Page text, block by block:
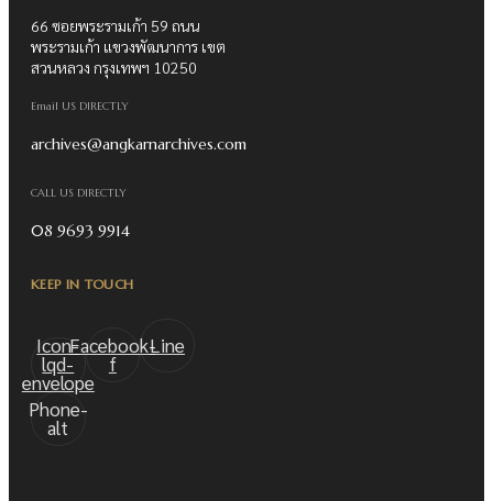
66 ซอยพระรามเก้า 59 ถนน
พระรามเก้า แขวงพัฒนาการ เขต
สวนหลวง กรุงเทพฯ 10250
Email US DIRECTLY
archives@angkarnarchives.com
CALL US DIRECTLY
08 9693 9914
KEEP IN TOUCH
Icon-
lqd-
envelope
Facebook-
f
Line
Phone-
alt